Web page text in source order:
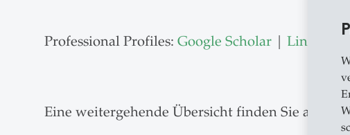
Professional Profiles: Google Scholar | LinkedIn
Eine weitergehende Übersicht finden Sie auf der